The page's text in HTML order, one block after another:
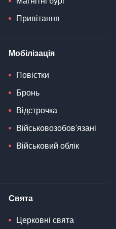
Привітання
Мобілізація
Повістки
Бронь
Відстрочка
Військовозобов'язані
Військовий облік
Свята
Церковні свята